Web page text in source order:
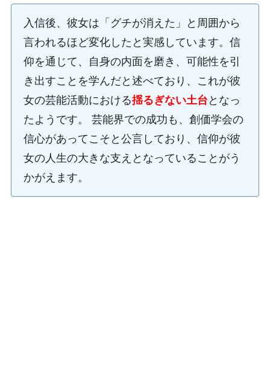
入信後、彼女は「グチが消えた」と周囲から
言われるほど変化したと実感しています。信
仰を通じて、自身の内面を磨き、可能性を引
き出すことを学んだと述べており、これが彼
女の芸能活動における揺るぎない土台 となっ
たようです。 芸能界での成功も、創価学会の
信心があってこそと公言しており、信仰が彼
女の人生の大きな支えとなっていることがう
かがえます。